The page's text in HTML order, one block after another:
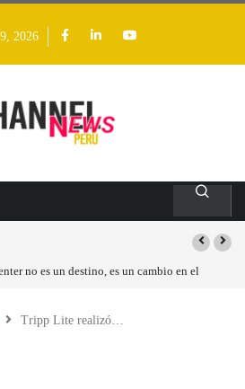
2026
en el Los ingresos por
Tripp Lite realizó…